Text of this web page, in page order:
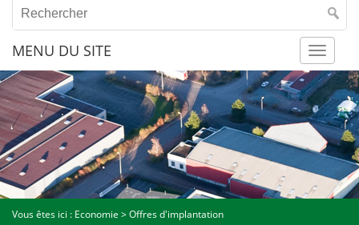
MENU DU SITE
Vous êtes ici : Economie >Offres d'implantation